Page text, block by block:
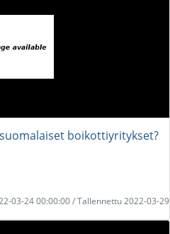
boikottiyritykset?
03-24 00:00:00 / Tallennettu 2022-03-29